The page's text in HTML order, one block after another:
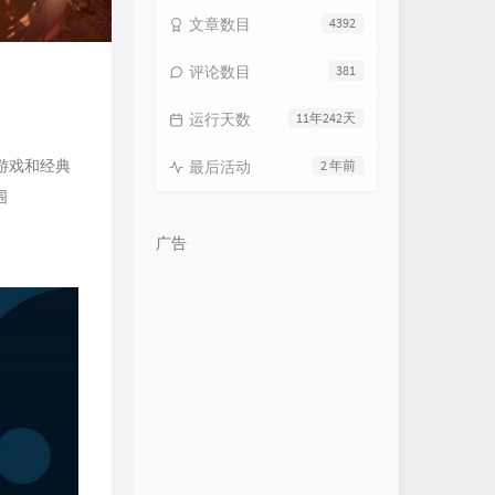
戏和经典
4392
文章数目
381
评论数目
11年242天
运行天数
2 年前
最后活动
广告